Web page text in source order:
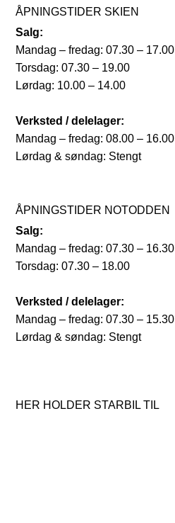
ÅPNINGSTIDER SKIEN
Salg:
Mandag – fredag: 07.30 – 17.00
Torsdag: 07.30 – 19.00
Lørdag: 10.00 – 14.00
Verksted / delelager:
Mandag – fredag: 08.00 – 16.00
Lørdag & søndag: Stengt
ÅPNINGSTIDER NOTODDEN
Salg:
Mandag – fredag: 07.30 – 16.30
Torsdag: 07.30 – 18.00
Verksted / delelager:
Mandag – fredag: 07.30 – 15.30
Lørdag & søndag: Stengt
HER HOLDER STARBIL TIL